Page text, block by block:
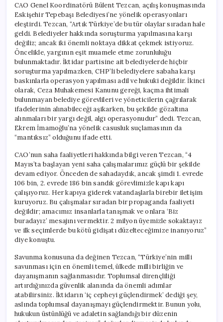
CAO Genel Koordinatörü Bülent Tezcan, açılış konuşmasında
Eskişehir Tepebaşı Belediyesi’ne yönelik operasyonları
eleştirdi. Tezcan, “Artık Türkiye’de bu tür olaylar sıradan hale
geldi. Belediyeler hakkında soruşturma yapılmasına karşı
değiliz; ancak iki önemli noktaya dikkat çekmek istiyoruz.
Öncelikle, yargının eşit muamele etme zorunluluğu
bulunmaktadır. İktidar partisine ait belediyelerde hiçbir
soruşturma yapılmazken, CHP’li belediyelere sabaha karşı
baskınlarla operasyon yapılması adil ve hukuki değildir. İkinci
olarak, Ceza Muhakemesi Kanunu gereği, kaçma ihtimali
bulunmayan belediye görevlileri ve yöneticilerin çağrılarak
ifadelerinin alınabileceği aşikarken, bu şekilde gözaltına
alınmaları bir yargı değil, algı operasyonudur” dedi. Tezcan,
Ekrem İmamoğlu’na yönelik casusluk suçlamasının da
“mantıksız” olduğunu ifade etti.
CAO’nun saha faaliyetleri hakkında bilgi veren Tezcan, “4
Mayıs’ta başlayan yeni saha çalışmalarımız güçlü bir şekilde
devam ediyor. Önceden de sahadaydık, ancak şimdi 1. evrede
106 bin, 2. evrede 186 bin sandık görevlimizle kapı kapı
çalışıyoruz. Her kapıya giderek vatandaşlarla birebir iletişim
kuruyoruz. Bu çalışmalar sıradan bir propaganda faaliyeti
değildir; amacımız insanlarla tanışmak ve onlara ‘Biz
buradayız’ mesajını vermektir. 2 milyon üyemizle sokaktayız
ve ilk seçimlerde bu kötü gidişatı düzelteceğimize inanıyoruz”
diye konuştu.
Savunma konusuna da değinen Tezcan, “Türkiye’nin milli
savunması için en önemli temel, ülkede milli birliğin ve
dayanışmanın sağlanmasıdır. Toplumsal dirençliliği
artırdığınızda güvenlik alanında da önemli adımlar
atabilirsiniz. İktidarın ‘iç cepheyi güçlendirmek’ dediği şey,
aslında toplumsal dayanışmayı güçlendirmektir. Bunun yolu,
hukukun üstünlüğü ve adaletin sağlandığı bir düzenin